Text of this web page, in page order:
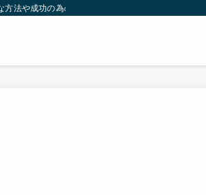
法や成功の為の秘訣等。太ったり悩んでいる方